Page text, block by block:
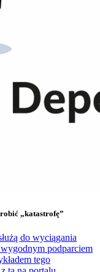
„katastrofę”
do wyciągania
podparciem
tego